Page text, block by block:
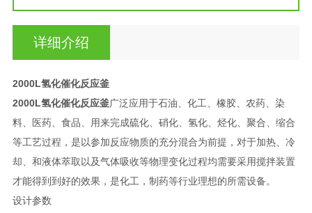
详细介绍
2000L氢化催化反应釜
2000L氢化催化反应釜广泛应用于石油、化工、橡胶、农药、染
料、医药、食品、用来完成硫化、硝化、氢化、烃化、聚合、缩合
等工艺过程，是以参加反应物质的充分混合为前提，对于加热、冷
却、和液体萃取以及气体吸收等物理变化过程均需要采用搅拌装置
才能得到到好的效果，是化工，制药等行业理想的所需设备。
设计参数